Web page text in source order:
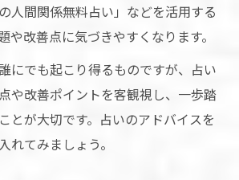
人間関係無料占い」などを活用する
や改善点に気づきやすくなります。
にでも起こり得るものですが、占い
や改善ポイントを客観視し、一歩踏
とが大切です。占いのアドバイスを
れてみましょう。